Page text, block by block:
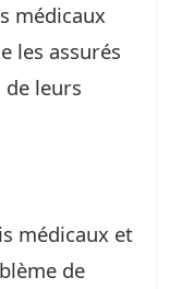
médicaux
les assurés
de leurs
médicaux et
de